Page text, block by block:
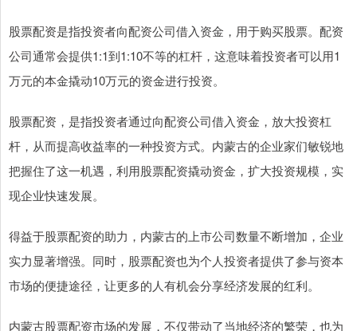
股票配资是指投资者向配资公司借入资金，用于购买股票。配资
公司通常会提供1:1到1:10不等的杠杆，这意味着投资者可以用1
万元的本金撬动10万元的资金进行投资。
股票配资，是指投资者通过向配资公司借入资金，放大投资杠
杆，从而提高收益率的一种投资方式。内蒙古的企业家们敏锐地
把握住了这一机遇，利用股票配资撬动资金，扩大投资规模，实
现企业快速发展。
得益于股票配资的助力，内蒙古的上市公司数量不断增加，企业
实力显著增强。同时，股票配资也为个人投资者提供了参与资本
市场的便捷途径，让更多的人有机会分享经济发展的红利。
内蒙古股票配资市场的发展，不仅带动了当地经济的繁荣，也为